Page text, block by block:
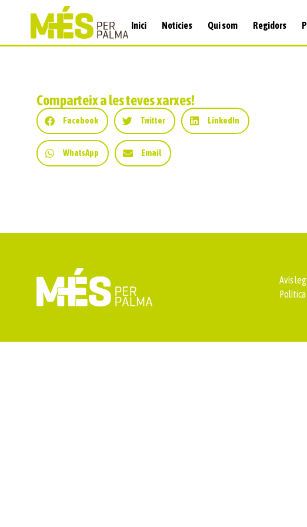
Inici Notícies Qui som Regidors
Comparteix a les teves xarxes!
Facebook Twitter LinkedIn
WhatsApp Email
Avís